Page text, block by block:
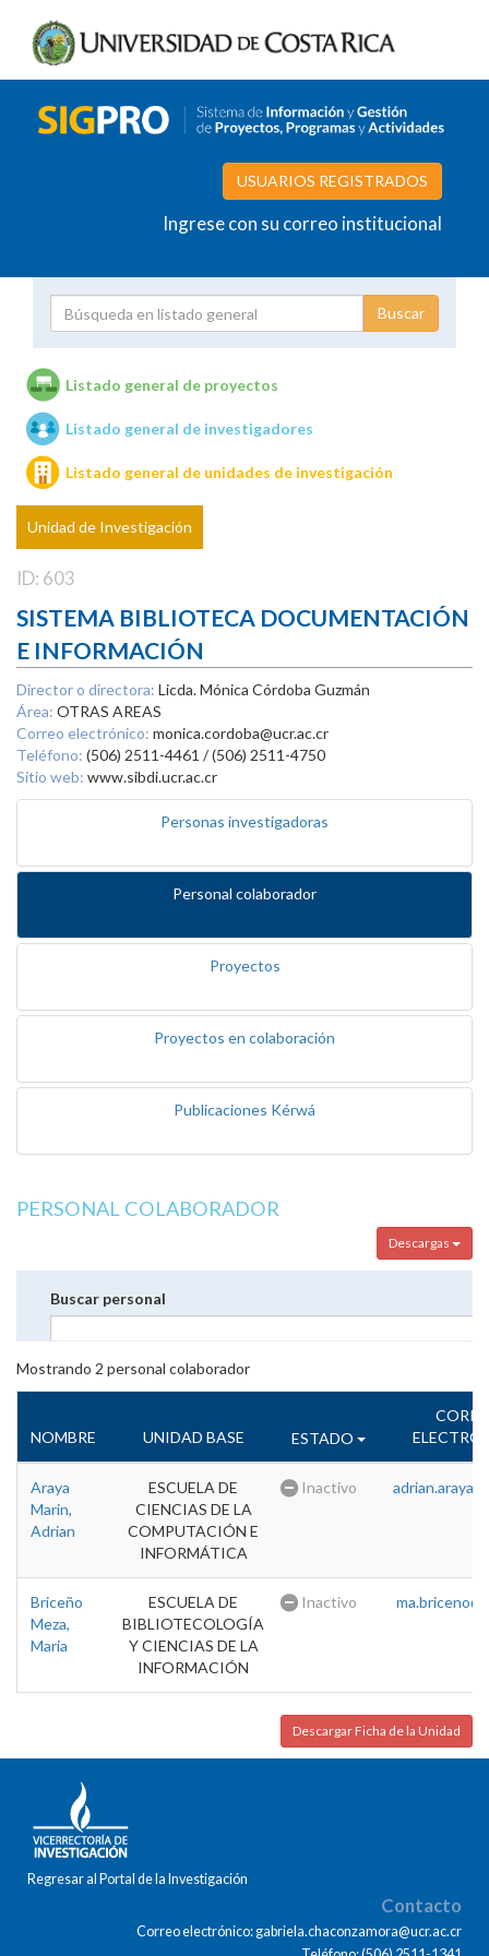
USUARIOS REGISTRADOS
Ingrese con su correo institucional
Unidades de investigación
Listado general de proyectos
Listado general de investigadores
Listado general de unidades de investigación
Unidad de Investigación
ID: 603
SISTEMA BIBLIOTECA DOCUMENTACIÓN
E INFORMACIÓN
Director o directora: Licda. Mónica Córdoba Guzmán
Área: OTRAS AREAS
Correo electrónico: monica.cordoba@ucr.ac.cr
Teléfono: (506) 2511-4461 / (506) 2511-4750
Sitio web: www.sibdi.ucr.ac.cr
Personas investigadoras
Personal colaborador
Proyectos
Proyectos en colaboración
Publicaciones Kérwá
PERSONAL COLABORADOR
Descargas
Buscar personal
Mostrando 2 personal colaborador
NOMBRE UNIDAD BASE ESTADO
Araya
Marin,
Adrian
ESCUELA DE
CIENCIAS DE LA
COMPUTACIÓN E
INFORMÁTICA
Inactivo
Briceño
Meza,
Maria
ESCUELA DE
BIBLIOTECOLOGÍA
Y CIENCIAS DE LA
INFORMACIÓN
Inactivo
Descargar Ficha de la Unidad
Regresar al Portal de la Investigación
Contacto
Correo electrónico: gabriela.chaconzamora@ucr.ac.cr